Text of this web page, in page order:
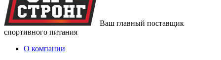
Ваш главный поставщик
спортивного питания
О компании